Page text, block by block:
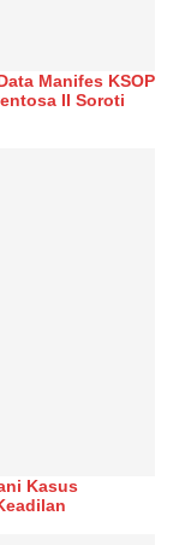
Manifes KSOP
II Soroti
Kasus